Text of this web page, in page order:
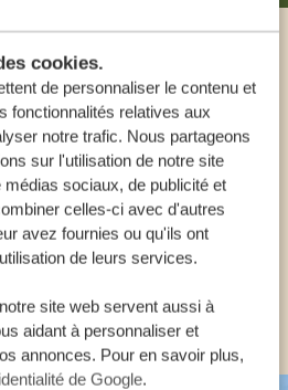
cookies.
de personnaliser le contenu et
fonctionnalités relatives aux
notre trafic. Nous partageons
sur l'utilisation de notre site
sociaux, de publicité et
celles-ci avec d'autres
avez fournies ou qu'ils ont
de leurs services.
site web servent aussi à
aidant à personnaliser et
annonces. Pour en savoir plus,
de Google.
un expert
SONT LÀ POUR VOUS
AIDER
257 28 0079
PAYS